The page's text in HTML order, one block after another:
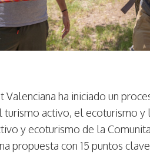
Valenciana ha iniciado un
activo, el ecoturismo y
y ecoturismo de la
propuesta con 15 puntos